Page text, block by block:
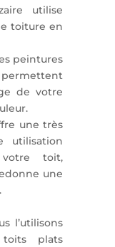
utilise
toiture en
peintures
de votre
une très
utilisation
toit,
une
l’utilisons
plats